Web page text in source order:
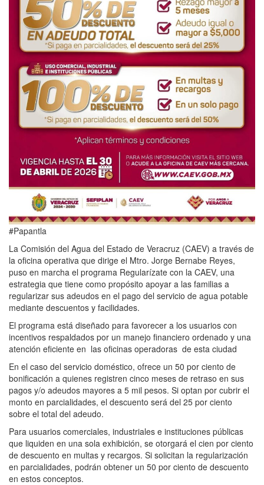
#Papantla
La Comisión del Agua del Estado de Veracruz (CAEV) a través de
la oficina operativa que dirige el Mtro. Jorge Bernabe Reyes,
puso en marcha el programa Regularízate con la CAEV, una
estrategia que tiene como propósito apoyar a las familias a
regularizar sus adeudos en el pago del servicio de agua potable
mediante descuentos y facilidades.
El programa está diseñado para favorecer a los usuarios con
incentivos respaldados por un manejo financiero ordenado y una
atención eficiente en las oficinas operadoras de esta ciudad
En el caso del servicio doméstico, ofrece un 50 por ciento de
bonificación a quienes registren cinco meses de retraso en sus
pagos y/o adeudos mayores a 5 mil pesos. Si optan por cubrir el
monto en parcialidades, el descuento será del 25 por ciento
sobre el total del adeudo.
Para usuarios comerciales, industriales e instituciones públicas
que liquiden en una sola exhibición, se otorgará el cien por ciento
de descuento en multas y recargos. Si solicitan la regularización
en parcialidades, podrán obtener un 50 por ciento de descuento
en estos conceptos.